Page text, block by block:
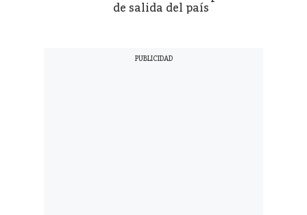
de salida del país